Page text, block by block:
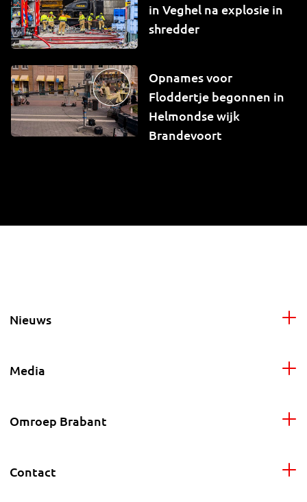
in Veghel na explosie in
shredder
Opnames voor
Floddertje begonnen in
Helmondse wijk
Brandevoort
Nieuws
Media
Omroep Brabant
Contact